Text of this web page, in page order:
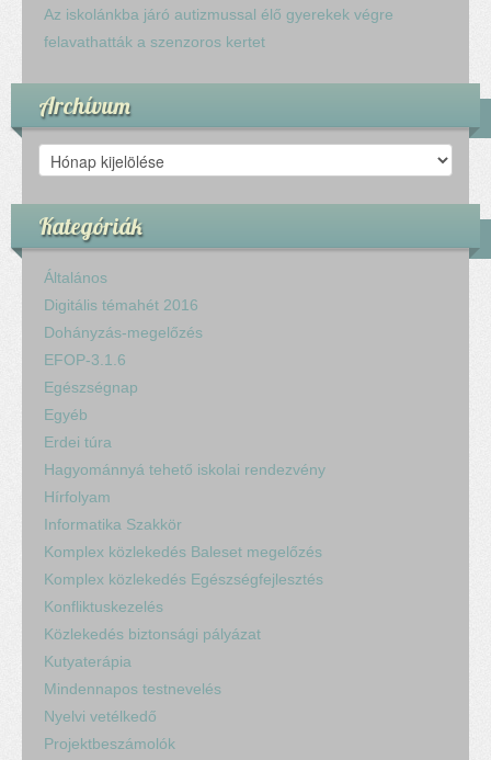
Fogadóóra
Állásajánlatok
Az iskolánkba járó autizmussal élő gyerekek végre
felavathatták a szenzoros kertet
Archívum
Archívum
Kategóriák
Általános
Digitális témahét 2016
Dohányzás-megelőzés
EFOP-3.1.6
Egészségnap
Egyéb
Erdei túra
Hagyománnyá tehető iskolai rendezvény
Hírfolyam
Informatika Szakkör
Komplex közlekedés Baleset megelőzés
Komplex közlekedés Egészségfejlesztés
Konfliktuskezelés
Közlekedés biztonsági pályázat
Kutyaterápia
Mindennapos testnevelés
Nyelvi vetélkedő
Projektbeszámolók